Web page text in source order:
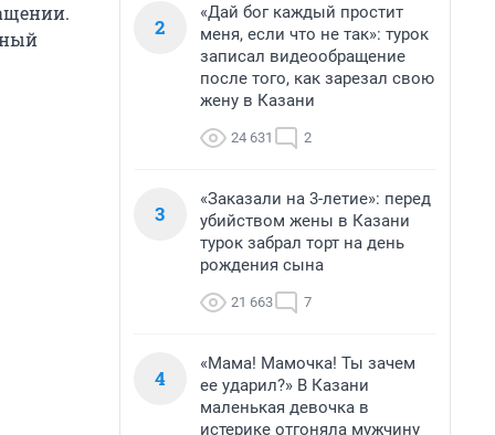
2
«Дай бог каждый простит
меня, если что не так»: турок
записал видеообращение
после того, как зарезал свою
жену в Казани
24 631 2
3
«Заказали на 3-летие»: перед
убийством жены в Казани
турок забрал торт на день
рождения сына
21 663 7
4
«Мама! Мамочка! Ты зачем
ее ударил?» В Казани
маленькая девочка в
истерике отгоняла мужчину